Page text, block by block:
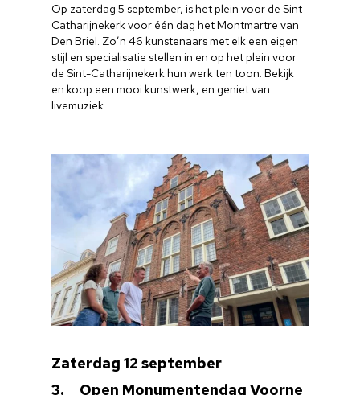
Op zaterdag 5 september, is het plein voor de Sint-
Catharijnekerk voor één dag het Montmartre van
Den Briel. Zo’n 46 kunstenaars met elk een eigen
stijl en specialisatie stellen in en op het plein voor
de Sint-Catharijnekerk hun werk ten toon. Bekijk
en koop een mooi kunstwerk, en geniet van
livemuziek.
Zaterdag 12 september
3. Open Monumentendag Voorne
Home
Cultuuragenda
Cultuur op school